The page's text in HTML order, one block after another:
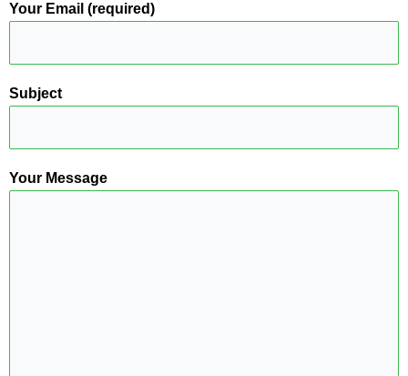
Your Email (required)
Subject
Your Message